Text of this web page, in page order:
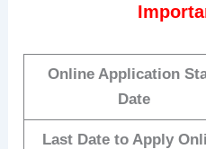
Online Application
Date
Last Date to Apply